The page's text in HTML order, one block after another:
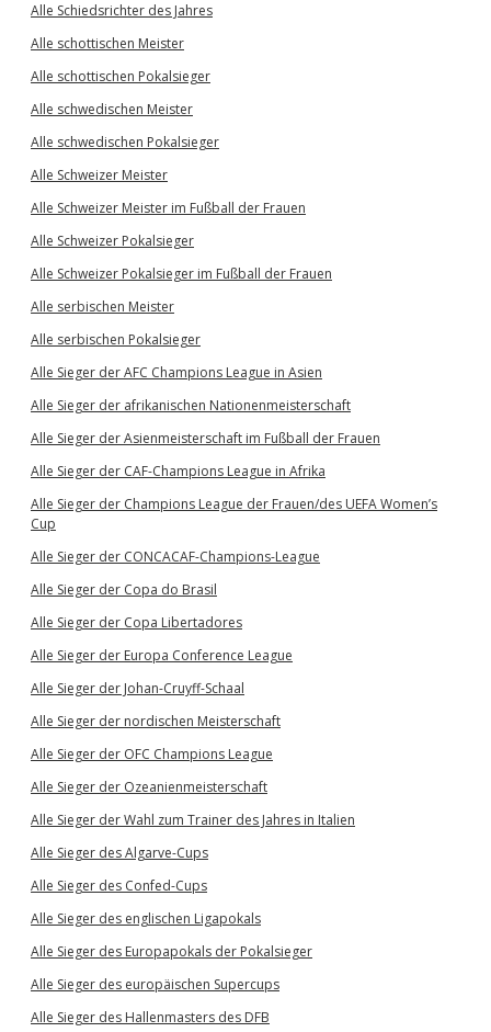
Alle Schiedsrichter des Jahres
Alle schottischen Meister
Alle schottischen Pokalsieger
Alle schwedischen Meister
Alle schwedischen Pokalsieger
Alle Schweizer Meister
Alle Schweizer Meister im Fußball der Frauen
Alle Schweizer Pokalsieger
Alle Schweizer Pokalsieger im Fußball der Frauen
Alle serbischen Meister
Alle serbischen Pokalsieger
Alle Sieger der AFC Champions League in Asien
Alle Sieger der afrikanischen Nationenmeisterschaft
Alle Sieger der Asienmeisterschaft im Fußball der Frauen
Alle Sieger der CAF-Champions League in Afrika
Alle Sieger der Champions League der Frauen/des UEFA Women’s
Cup
Alle Sieger der CONCACAF-Champions-League
Alle Sieger der Copa do Brasil
Alle Sieger der Copa Libertadores
Alle Sieger der Europa Conference League
Alle Sieger der Johan-Cruyff-Schaal
Alle Sieger der nordischen Meisterschaft
Alle Sieger der OFC Champions League
Alle Sieger der Ozeanienmeisterschaft
Alle Sieger der Wahl zum Trainer des Jahres in Italien
Alle Sieger des Algarve-Cups
Alle Sieger des Confed-Cups
Alle Sieger des englischen Ligapokals
Alle Sieger des Europapokals der Pokalsieger
Alle Sieger des europäischen Supercups
Alle Sieger des Hallenmasters des DFB